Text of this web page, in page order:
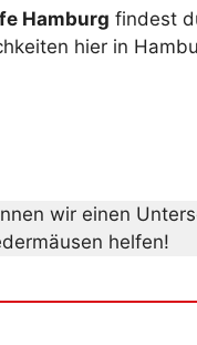
Hamburg findest
hier in
wir einen
helfen!